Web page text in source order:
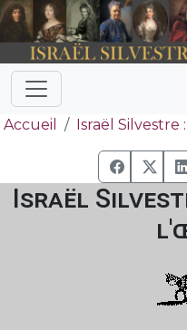
Accueil Israël
Israël